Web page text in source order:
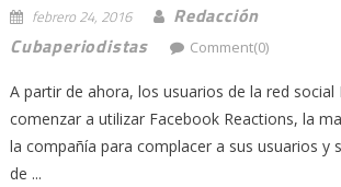
febrero 24, 2016
Redacción
Cubaperiodistas
Comment(0)
A partir de ahora, los usuarios de la red social
comenzar a utilizar Facebook Reactions, la
la compañía para complacer a sus usuarios y
de ...